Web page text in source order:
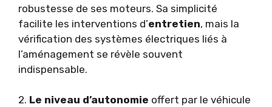
robustesse de ses moteurs. Sa simplicité
facilite les interventions d’entretien, mais la
vérification des systèmes électriques liés à
l’aménagement se révèle souvent
indispensable.
2. Le niveau d’autonomie offert par le véhicule